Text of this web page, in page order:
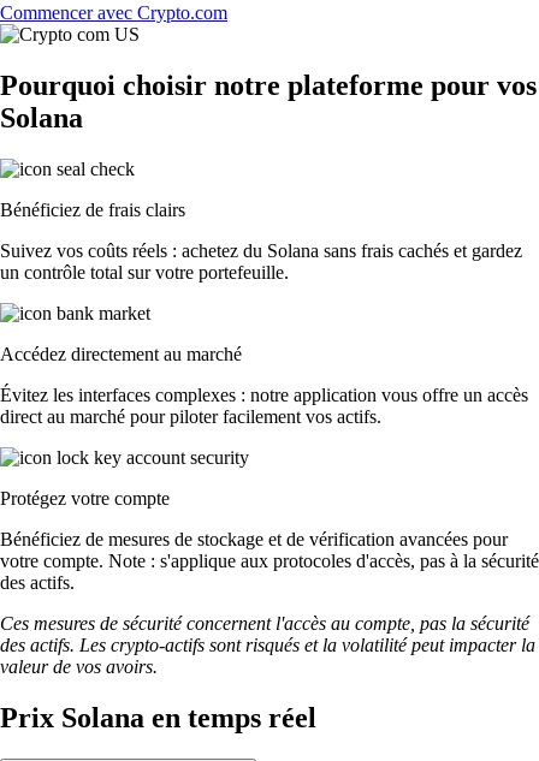
Commencer avec Crypto.com
Pourquoi choisir notre plateforme pour vos
Solana
Bénéficiez de frais clairs
Suivez vos coûts réels : achetez du Solana sans frais cachés et gardez
un contrôle total sur votre portefeuille.
Accédez directement au marché
Évitez les interfaces complexes : notre application vous offre un accès
direct au marché pour piloter facilement vos actifs.
Protégez votre compte
Bénéficiez de mesures de stockage et de vérification avancées pour
votre compte. Note : s'applique aux protocoles d'accès, pas à la sécurité
des actifs.
Ces mesures de sécurité concernent l'accès au compte, pas la sécurité
des actifs. Les crypto-actifs sont risqués et la volatilité peut impacter la
valeur de vos avoirs.
Prix Solana en temps réel